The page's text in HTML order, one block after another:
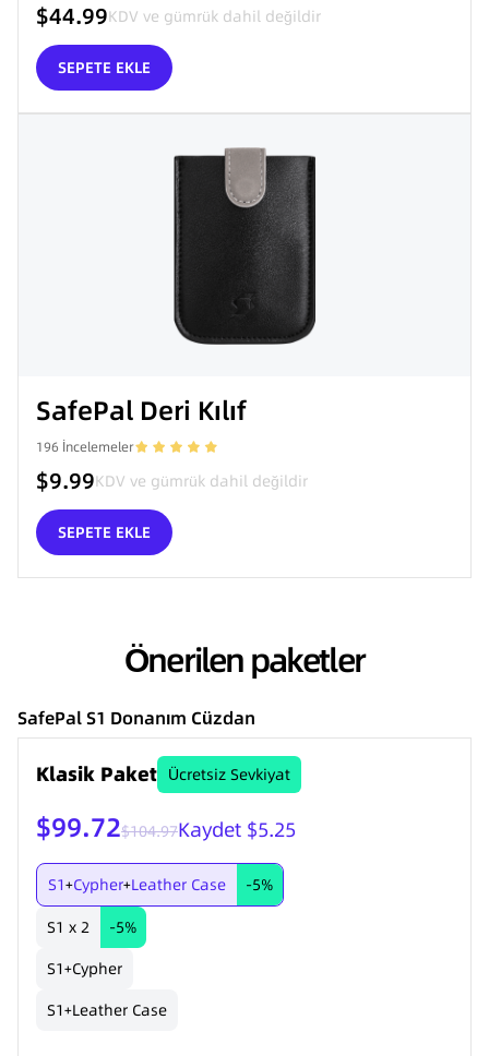
$44.99KDV ve gümrük dahil değildir
SEPETE EKLE
SafePal Deri Kılıf
196 İncelemeler
$9.99KDV ve gümrük dahil değildir
SEPETE EKLE
Önerilen paketler
SafePal S1 Donanım Cüzdan
Klasik Paket Ücretsiz Sevkiyat
$99.72$104.97Kaydet $5.25
S1+Cypher+Leather Case
-5%
S1 x 2
-5%
S1+Cypher
S1+Leather Case